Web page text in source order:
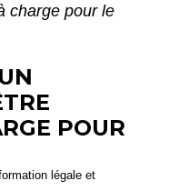
charge pour le
POUR
légale et